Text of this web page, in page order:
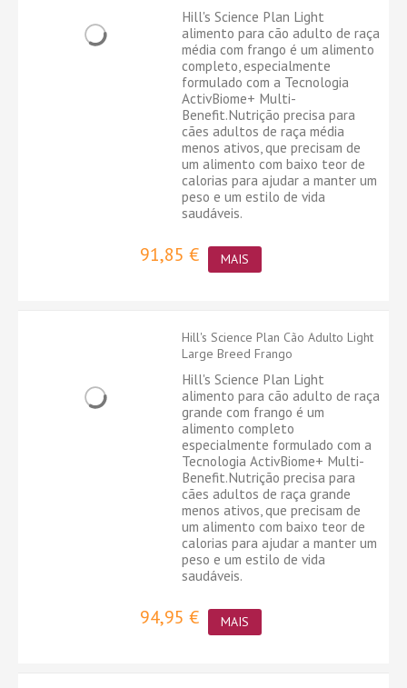
Hill's Science Plan Light
alimento para cão adulto de raça
média com frango é um alimento
completo, especialmente
formulado com a Tecnologia
ActivBiome+ Multi-
Benefit.Nutrição precisa para
cães adultos de raça média
menos ativos, que precisam de
um alimento com baixo teor de
calorias para ajudar a manter um
peso e um estilo de vida
saudáveis.
91,85 € MAIS
Hill's Science Plan Cão Adulto Light
Large Breed Frango
Hill's Science Plan Light
alimento para cão adulto de raça
grande com frango é um
alimento completo
especialmente formulado com a
Tecnologia ActivBiome+ Multi-
Benefit.Nutrição precisa para
cães adultos de raça grande
menos ativos, que precisam de
um alimento com baixo teor de
calorias para ajudar a manter um
peso e um estilo de vida
saudáveis.
94,95 € MAIS